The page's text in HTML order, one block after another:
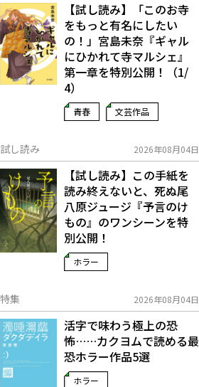
【試し読み】「このお寺
をもっと有名にしたい
の！」宮島未奈『ギャル
にひかれて寺マルシェ』
第一章を特別公開！（1/
4）
青春 文芸作品
試し読み 2026年08月04日
【試し読み】この手紙を
読み終えないと、死ぬ――尾
八原ジュージ『予言のけ
もの』のワンシーンを特
別公開！
ホラー
特集 2026年08月04日
活字で味わう極上の恐
怖……カクヨムで読める最
恐ホラー作品5選
ホラー